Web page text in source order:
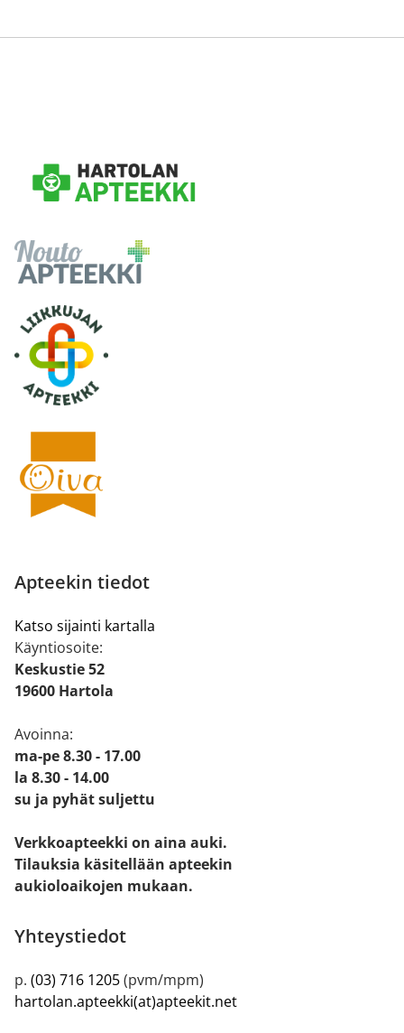
Apteekin tiedot
Katso sijainti kartalla
Käyntiosoite:
Keskustie 52
19600 Hartola
Avoinna:
ma-pe 8.30 - 17.00
la 8.30 - 14.00
su ja pyhät suljettu
Verkkoapteekki on aina auki.
Tilauksia käsitellään apteekin
aukioloaikojen mukaan.
Yhteystiedot
p. (03) 716 1205(pvm/mpm)
hartolan.apteekki(at)apteekit.net